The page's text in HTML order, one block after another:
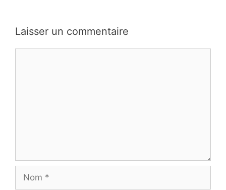
Laisser un commentaire